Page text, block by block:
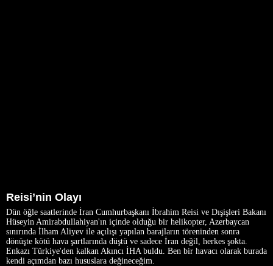
Reisi’nin Olayı
Dün öğle saatlerinde İran Cumhurbaşkanı İbrahim Reisi ve Dışişleri Bakanı
Hüseyin Amirabdullahiyan'ın içinde olduğu bir helikopter, Azerbaycan
sınırında İlham Aliyev ile açılışı yapılan barajların töreninden sonra
dönüşte kötü hava şartlarında düştü ve sadece İran değil, herkes şokta.
Enkazı Türkiye'den kalkan Akıncı İHA buldu. Ben bir havacı olarak burada
kendi açımdan bazı hususlara değineceğim.